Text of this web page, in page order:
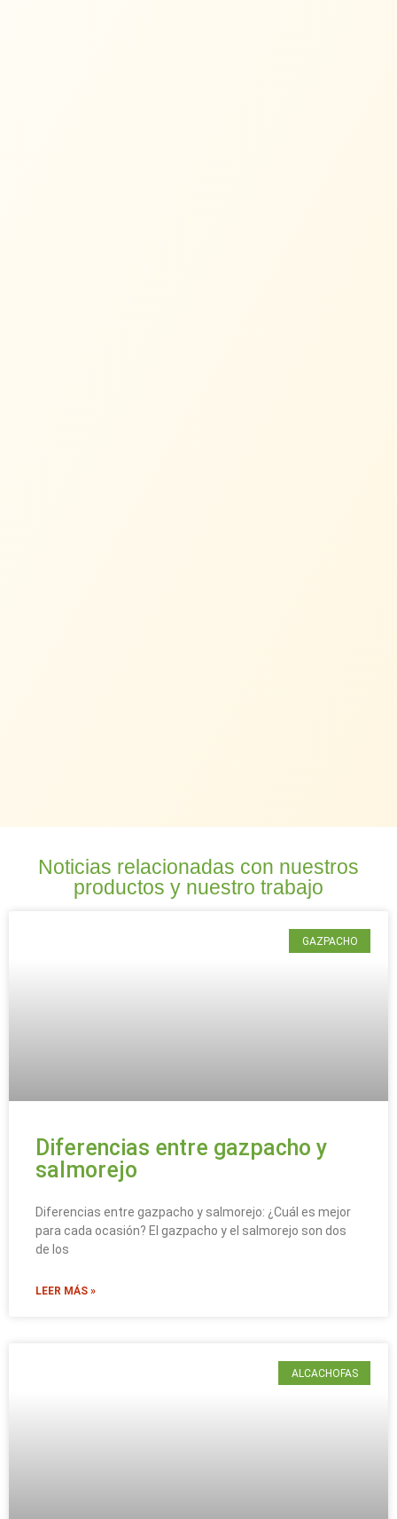
Noticias relacionadas con nuestros
productos y nuestro trabajo
GAZPACHO
Diferencias entre gazpacho y
salmorejo
Diferencias entre gazpacho y salmorejo: ¿Cuál es mejor
para cada ocasión? El gazpacho y el salmorejo son dos
de los
LEER MÁS »
ALCACHOFAS